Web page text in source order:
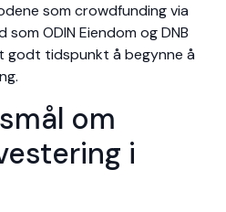
som crowdfunding via
ODIN Eiendom og DNB
godt tidspunkt å begynne å
om
i